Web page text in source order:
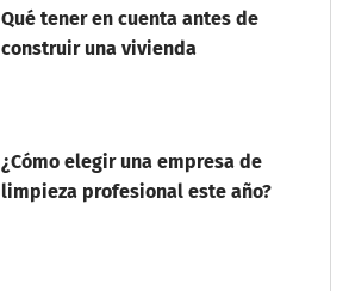
Qué tener en cuenta antes de
construir una vivienda
¿Cómo elegir una empresa de
limpieza profesional este año?